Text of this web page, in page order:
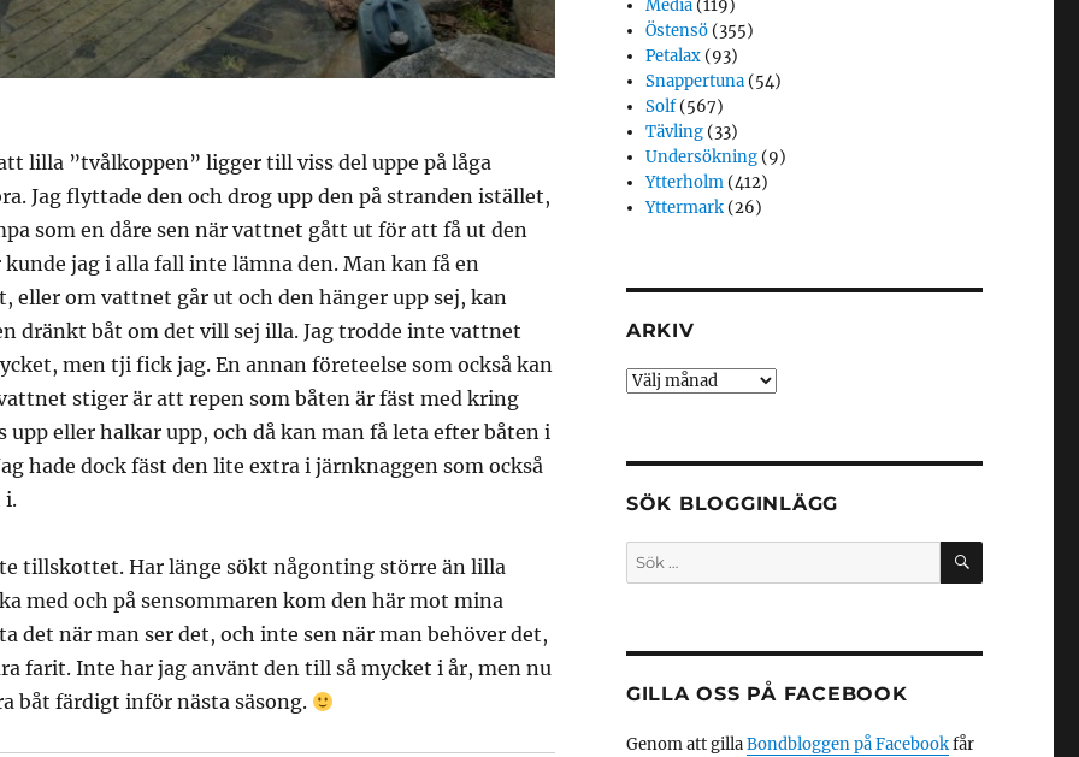
lilla ”tvålkoppen” ligger till viss del uppe på låga
Jag flyttade den och drog upp den på stranden istället,
som en dåre sen när vattnet gått ut för att få ut den
kunde jag i alla fall inte lämna den. Man kan få en
eller om vattnet går ut och den hänger upp sej, kan
dränkt båt om det vill sej illa. Jag trodde inte vattnet
men tji fick jag. En annan företeelse som också kan
stiger är att repen som båten är fäst med kring
upp eller halkar upp, och då kan man få leta efter båten i
hade dock fäst den lite extra i järnknaggen som också
i.
tillskottet. Har länge sökt någonting större än lilla
med och på sensommaren kom den här mot mina
det när man ser det, och inte sen när man behöver det,
farit. Inte har jag använt den till så mycket i år, men nu
båt färdigt inför nästa säsong.
Media (119)
Östensö (355)
Petalax (93)
Snappertuna (54)
Solf(567)
Tävling (33)
Undersökning (9)
Ytterholm (412)
Yttermark (26)
ARKIV
Arkiv
SÖK BLOGGINLÄGG
Sök
efter:
SÖK
GILLA OSS PÅ FACEBOOK
Genom att gillaBondbloggen på Facebookfår